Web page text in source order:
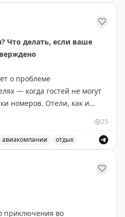
16:20
Что делать, если ваше
о проблеме
— когда гостей не могут
номеров. Отели, как и
причины: гости остаются
технические проблемы,
или непредвиденные
проблемы,
напрямую на сайте
присоединиться к
всё же «выселили»,
25
авиакомпании отдых
приключения во